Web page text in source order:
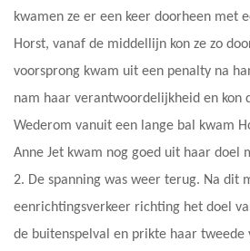
kwamen ze er een keer doorheen met
Horst, vanaf de middellijn kon ze zo
voorsprong kwam uit een penalty na
nam haar verantwoordelijkheid en kon
Wederom vanuit een lange bal kwam
Anne Jet kwam nog goed uit haar doel
2. De spanning was weer terug. Na dit
eenrichtingsverkeer richting het doel
de buitenspelval en prikte haar tweede